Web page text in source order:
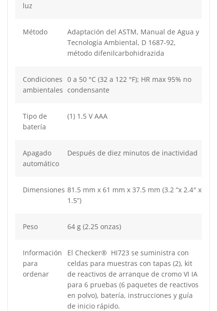
luz
Método
Adaptación del ASTM, Manual de Agua y
Tecnología Ambiental, D 1687-92,
método difenilcarbohidrazida
Condiciones
ambientales
0 a 50 °C (32 a 122 °F); HR max 95% no
condensante
Tipo de
batería
(1) 1.5 V AAA
Apagado
automático
Después de diez minutos de inactividad
Dimensiones 81.5 mm x 61 mm x 37.5 mm (3.2 “x 2.4″ x
1.5”)
Peso 64 g (2.25 onzas)
Información
para
ordenar
El Checker® HI723 se suministra con
celdas para muestras con tapas (2), kit
de reactivos de arranque de cromo VI IA
para 6 pruebas (6 paquetes de reactivos
en polvo), batería, instrucciones y guía
de inicio rápido.